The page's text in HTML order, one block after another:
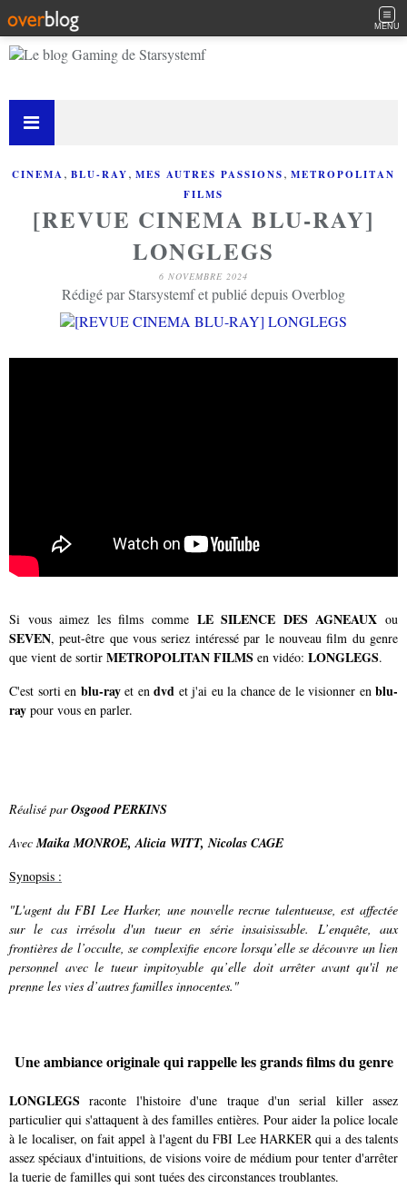
MENU
CINEMA, BLU-RAY, MES AUTRES PASSIONS, METROPOLITAN
FILMS
[REVUE CINEMA BLU-RAY]
LONGLEGS
6 NOVEMBRE 2024
Rédigé par Starsystemf et publié depuis Overblog
Si vous aimez les films comme LE SILENCE DES AGNEAUX ou
SEVEN, peut-être que vous seriez intéressé par le nouveau film du genre
que vient de sortir METROPOLITAN FILMS en vidéo: LONGLEGS.
C'est sorti en blu-rayet en dvd et j'ai eu la chance de le visionner en blu-
ray pour vous en parler.
Réalisé parOsgood PERKINS
Avec Maika MONROE, Alicia WITT, Nicolas CAGE
Synopsis :
"L'agent du FBI Lee Harker, une nouvelle recrue talentueuse, est affectée
sur le cas irrésolu d'un tueur en série insaisissable. L’enquête, aux
frontières de l’occulte, se complexifie encore lorsqu’elle se découvre un lien
personnel avec le tueur impitoyable qu’elle doit arrêter avant qu'il ne
prenne les vies d’autres familles innocentes."
Une ambiance originale qui rappelle les grands films du genre
LONGLEGS raconte l'histoire d'une traque d'un serial killer assez
particulier qui s'attaquent à des familles entières. Pour aider la police locale
à le localiser, on fait appel à l'agent du FBI Lee HARKER qui a des talents
assez spéciaux d'intuitions, de visions voire de médium pour tenter d'arrêter
la tuerie de familles qui sont tuées des circonstances troublantes.